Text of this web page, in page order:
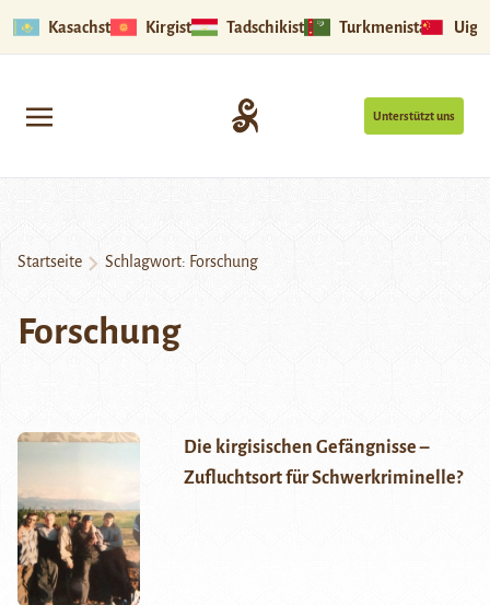
Kasachstan Kirgistan Tadschikistan Turkmenistan
Unterstützt uns
Startseite Schlagwort: Forschung
Forschung
Die kirgisischen Gefängnisse –
Zufluchtsort für Schwerkriminelle?